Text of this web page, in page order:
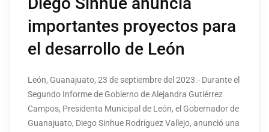
importantes proyectos para
el desarrollo de León
León, Guanajuato, 23 de septiembre del 2023.- Durante el
Segundo Informe de Gobierno de Alejandra Gutiérrez
Campos, Presidenta Municipal de León, el Gobernador de
Guanajuato, Diego Sinhue Rodríguez Vallejo, anunció una